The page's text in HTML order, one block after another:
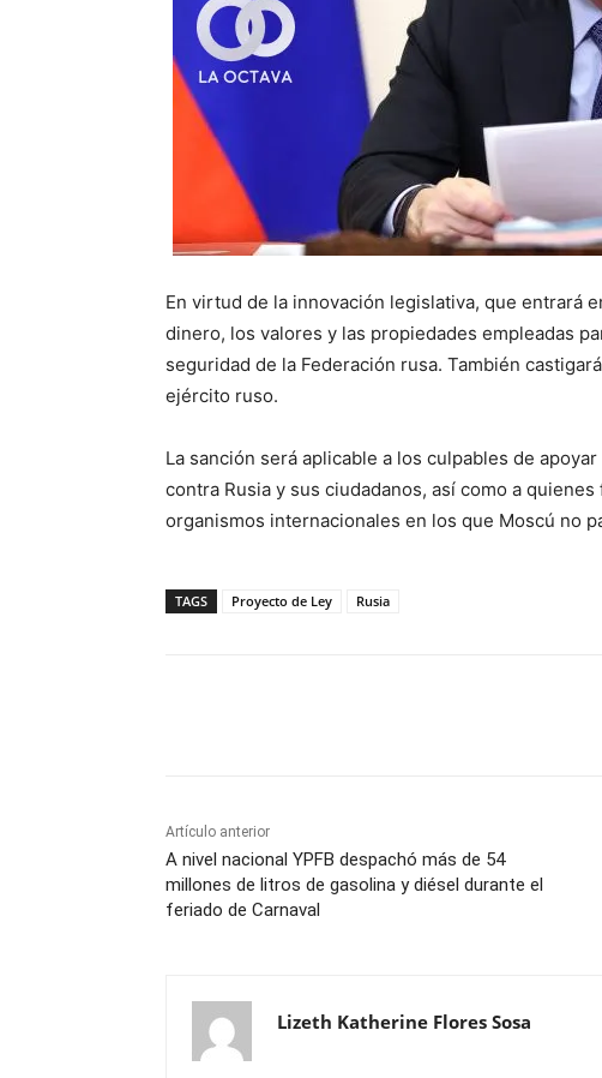
En virtud de la innovación legislativa, que entrará
dinero, los valores y las propiedades empleadas
seguridad de la Federación rusa. También
ejército ruso.
La sanción será aplicable a los culpables de
contra Rusia y sus ciudadanos, así como a
organismos internacionales en los que Moscú no
TAGS Proyecto de Ley Rusia
Artículo anterior
A nivel nacional YPFB despachó más de 54
millones de litros de gasolina y diésel durante el
feriado de Carnaval
Lizeth Katherine Flores Sosa